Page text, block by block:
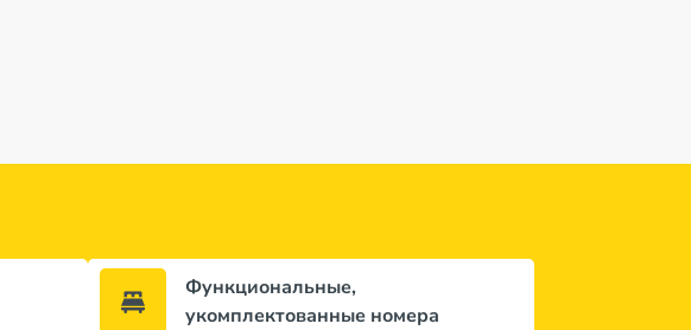
Функциональные,
укомплектованные номера